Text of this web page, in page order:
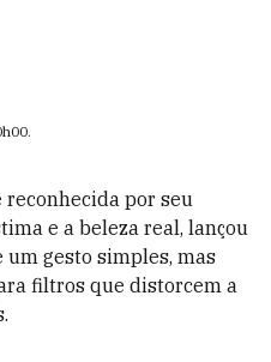
.
reconhecida por seu
e a beleza real, lançou
gesto simples, mas
filtros que distorcem a